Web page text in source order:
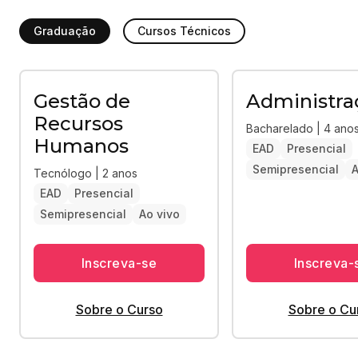
Graduação Cursos Técnicos
Gestão de
Recursos
Humanos
Tecnólogo | 2 anos
EAD
Presencial
Semipresencial
Ao vivo
Inscreva-se
Sobre o Curso
Bacharelado | 4
EAD
Presencial
Semipresencial
Inscreva-
Sobre o